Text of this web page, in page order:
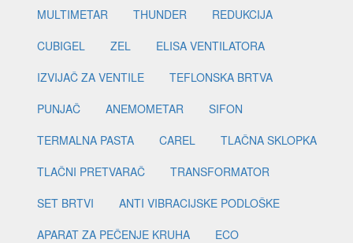
MULTIMETAR
THUNDER
REDUKCIJA
CUBIGEL
ZEL
ELISA VENTILATORA
IZVIJAČ ZA VENTILE
TEFLONSKA BRTVA
PUNJAČ
ANEMOMETAR
SIFON
TERMALNA PASTA
CAREL
TLAČNA SKLOPKA
TLAČNI PRETVARAČ
TRANSFORMATOR
SET BRTVI
ANTI VIBRACIJSKE PODLOŠKE
APARAT ZA PEČENJE KRUHA
ECO